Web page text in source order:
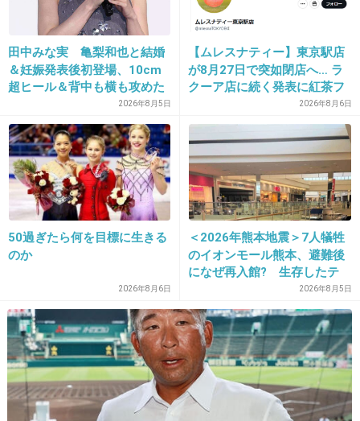
28. 匿名2013/04/30(火) 16:19:50
18です。
すみません、新曲と聞いたので、オリジナルだと思い込ん
レ・ミゼラ­ブルのカバーなんですね。
失礼しました。
でもとても素敵な歌声だと思うので、聞いてみてくださる
と嬉しいです。
+18 -12
29. 匿名2013/04/30(火) 16:21:00
ベストで10曲はちょっと少ない気もする
+16 -9
田中みな実 亀梨和也と結婚
＆妊娠発表後初登場、10cm
超ヒール＆背中も横も攻めた
ドレスで祝福に笑顔「ありが
とうございます」おなかふっ
くら
2026年8月5日
【ムレスナティー】東京駅店
が8月27日で突如閉店へ… ラ
クーア店に続く発表に紅茶フ
ァンから「またか」「手軽に
買えたのに」と嘆きの声
2026年8月6日
50過ぎたら何を目標に生きる
のか
2026年8月6日
＜2026年熊本地震＞7人犠牲
のイオンモール熊本、避難後
になぜ再入館? 生存したテ
ナント従業員ら証言、浮かび
上がる実態
2026年8月5日